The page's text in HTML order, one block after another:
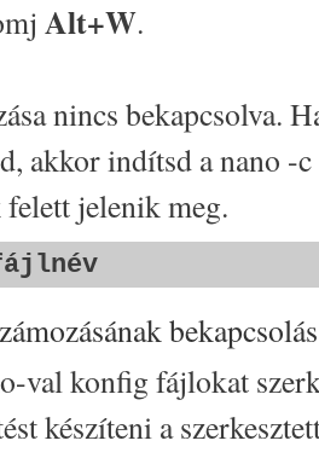
Alt+W.
nincs bekapcsolva.
akkor indítsd a nano -
felett jelenik meg.
val konfig fájlokat
készíteni a